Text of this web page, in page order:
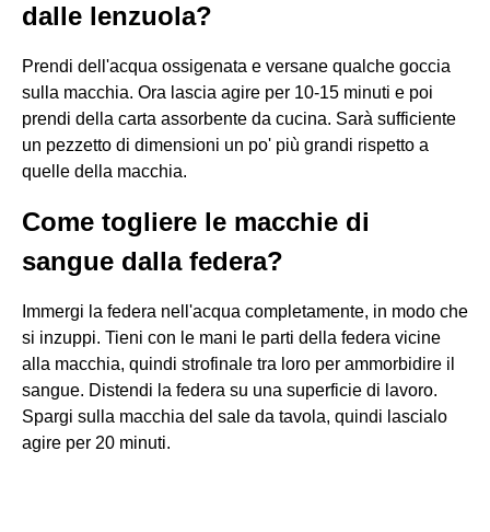
dalle lenzuola?
Prendi dell'acqua ossigenata e versane qualche goccia
sulla macchia. Ora lascia agire per 10-15 minuti e poi
prendi della carta assorbente da cucina. Sarà sufficiente
un pezzetto di dimensioni un po' più grandi rispetto a
quelle della macchia.
Come togliere le macchie di
sangue dalla federa?
Immergi la federa nell'acqua completamente, in modo che
si inzuppi. Tieni con le mani le parti della federa vicine
alla macchia, quindi strofinale tra loro per ammorbidire il
sangue. Distendi la federa su una superficie di lavoro.
Spargi sulla macchia del sale da tavola, quindi lascialo
agire per 20 minuti.